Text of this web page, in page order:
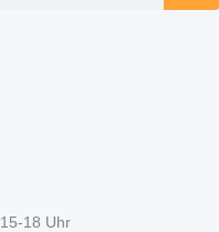
15-18 Uhr